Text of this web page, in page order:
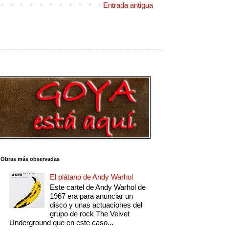
Entrada antigua
Obras más observadas
El plátano de Andy Warhol
Este cartel de Andy Warhol de
1967 era para anunciar un
disco y unas actuaciones del
grupo de rock The Velvet
Underground que en este caso...